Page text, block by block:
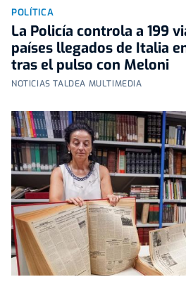
POLÍTICA
La Policía controla a 199
países llegados de Italia
tras el pulso con Meloni
NOTICIAS TALDEA MULTIMEDIA